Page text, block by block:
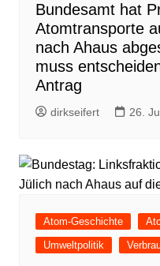
Bundesamt hat
Atomtransporte
nach Ahaus
muss
Antrag
dirkseifert 26.
Atom-Geschichte
Umweltpolitik